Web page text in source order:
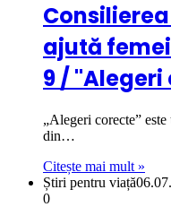
ajută
9 /
„Alegeri corecte”
din…
Citește mai mult »
Știri pentru viață
0